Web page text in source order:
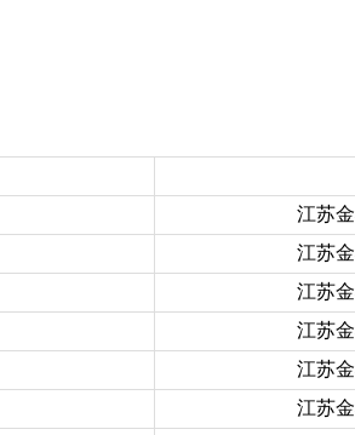
江苏
江苏
江苏
江苏
江苏
江苏